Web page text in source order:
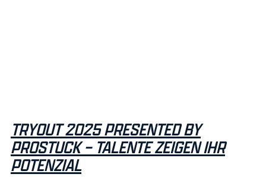
TRYOUT 2025 PRESENTED BY
PROSTUCK – TALENTE ZEIGEN IHR
POTENZIAL